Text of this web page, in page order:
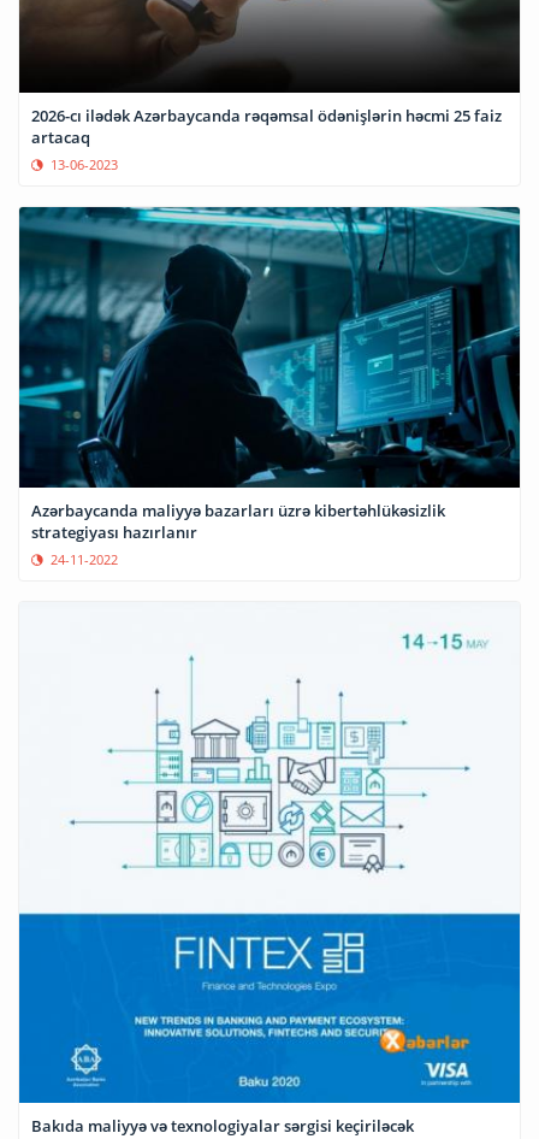
2026-cı ilədək Azərbaycanda rəqəmsal ödənişlərin həcmi 25 faiz
artacaq
13-06-2023
Azərbaycanda maliyyə bazarları üzrə kibertəhlükəsizlik
strategiyası hazırlanır
24-11-2022
Bakıda maliyyə və texnologiyalar sərgisi keçiriləcək